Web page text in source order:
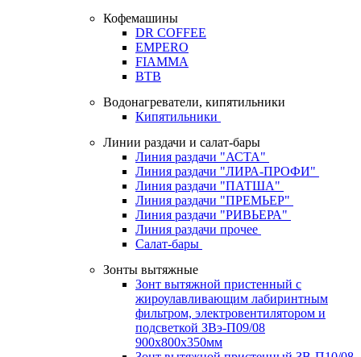
Кофемашины
DR COFFEE
EMPERO
FIAMMA
BTB
Водонагреватели, кипятильники
Кипятильники
Линии раздачи и салат-бары
Линия раздачи "АСТА"
Линия раздачи "ЛИРА-ПРОФИ"
Линия раздачи "ПАТША"
Линия раздачи "ПРЕМЬЕР"
Линия раздачи "РИВЬЕРА"
Линия раздачи прочее
Салат-бары
Зонты вытяжные
Зонт вытяжной пристенный с
жироулавливающим лабиринтным
фильтром, электровентилятором и
подсветкой ЗВэ-П09/08
900х800х350мм